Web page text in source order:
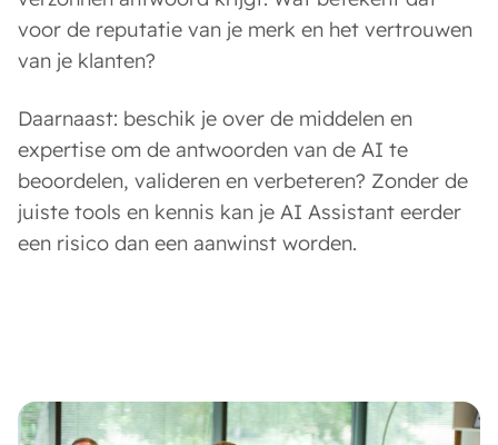
voor de reputatie van je merk en het vertrouwen
van je klanten?
Daarnaast: beschik je over de middelen en
expertise om de antwoorden van de AI te
beoordelen, valideren en verbeteren? Zonder de
juiste tools en kennis kan je AI Assistant eerder
een risico dan een aanwinst worden.